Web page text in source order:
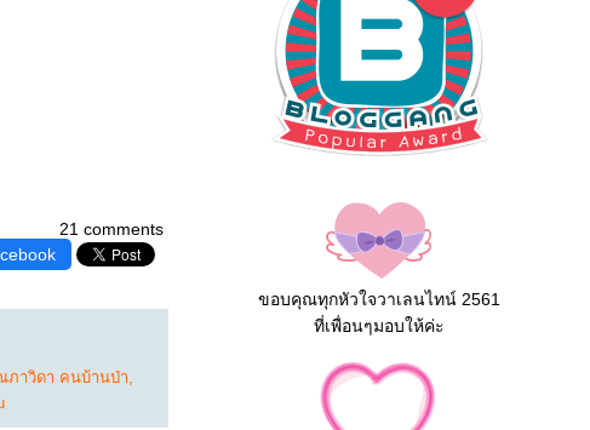
21 comments
ภาวิดา คนบ้านป่า,
ขอบคุณทุกหัวใจวาเลนไทน์ 2561
ที่เพื่อนๆมอบให้ค่ะ